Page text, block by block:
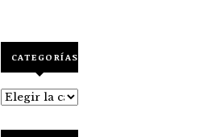
CATEGORÍAS
Categorías